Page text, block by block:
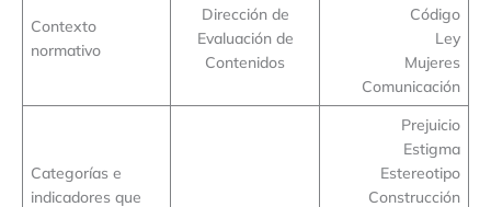
Contexto
normativo
Dirección de
Evaluación de
Contenidos
Código
Ley
Mujeres
Comunicación
Categorías e
indicadores que
Prejuicio
Estigma
Estereotipo
Construcción